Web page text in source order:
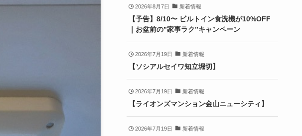
2026年8月7日 新着情報
【予告】8/10〜 ビルトイン食洗機が10%OFF
｜お盆前の”家事ラク”キャンペーン
2026年7月19日 新着情報
【ソシアルセイワ知立堀切】
2026年7月19日 新着情報
【ライオンズマンション金山ニューシティ】
2026年7月19日 新着情報